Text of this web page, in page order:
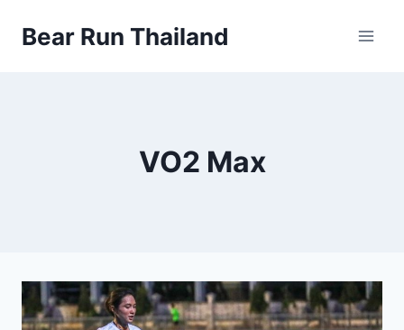
Bear Run Thailand
VO2 Max